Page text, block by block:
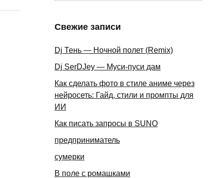
Свежие записи
Dj Тень — Ночной полет (Remix)
Dj SerDJey — Муси-пуси дам
Как сделать фото в стиле аниме через
нейросеть: Гайд, стили и промпты для
ИИ
Как писать запросы в SUNO
предприниматель
сумерки
В поле с ромашками